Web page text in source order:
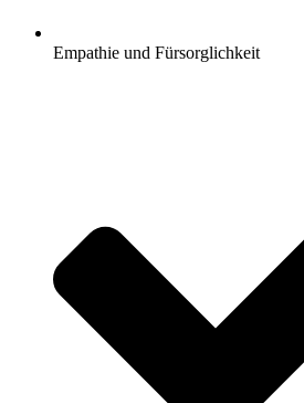
Empathie und Fürsorglichkeit